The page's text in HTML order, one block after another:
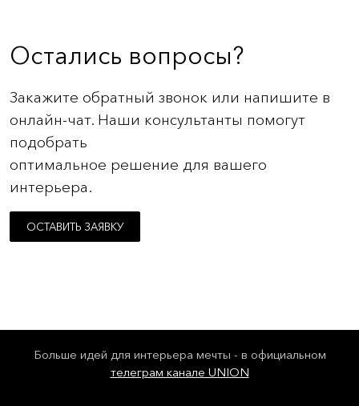
Остались вопросы?
Закажите обратный звонок или напишите в
онлайн-чат. Наши консультанты помогут
подобрать
оптимальное решение для вашего
интерьера.
ОСТАВИТЬ ЗАЯВКУ
Больше идей для интерьера мечты - в официальном
телеграм канале UNION